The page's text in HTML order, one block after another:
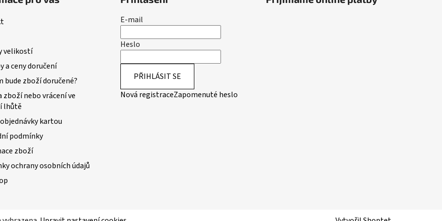
velikostí
a ceny doručení
bude zboží doručené?
zboží nebo vrácení ve
lhůtě
kartou
podmínky
zboží
ochrany osobních údajů
E-mail
Heslo
PŘIHLÁSIT SE
Nová registraceZapomenuté heslo